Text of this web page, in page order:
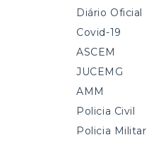
Diário Oficial
Covid-19
ASCEM
JUCEMG
AMM
Policia Civil
Policia Militar